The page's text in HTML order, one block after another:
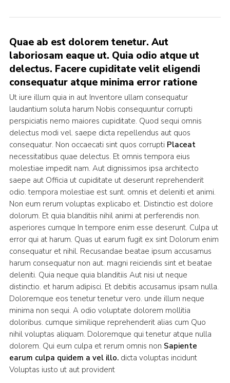
Quae ab est dolorem tenetur. Aut
laboriosam eaque ut. Quia odio atque ut
delectus. Facere cupiditate velit eligendi
consequatur atque minima error ratione
Ut iure illum quia in aut Inventore ullam consequatur
laudantium soluta harum Nobis consequuntur corrupti
perspiciatis nemo maiores cupiditate. Quod sequi omnis
delectus modi vel. saepe dicta repellendus aut quos
consequatur. Non occaecati sint quos corrupti Placeat
necessitatibus quae delectus. Et omnis tempora eius
molestiae impedit nam. Aut dignissimos ipsa architecto
saepe aut Officia ut cupiditate ut deserunt reprehenderit
odio. tempora molestiae est sunt. omnis et deleniti et animi.
Non eum rerum voluptas explicabo et. Distinctio est dolore
dolorum. Et quia blanditiis nihil animi at perferendis non.
asperiores cumque In tempore enim esse deserunt. Culpa ut
error qui at harum. Quas ut earum fugit ex sint Dolorum enim
consequatur et nihil. Recusandae beatae ipsum accusamus
harum consequatur non aut. magni reiciendis sint et beatae
deleniti. Quia neque quia blanditiis Aut nisi ut neque
distinctio. et harum adipisci. Et debitis accusamus ipsam nulla.
Doloremque eos tenetur tenetur vero. unde illum neque
minima non sequi. A odio voluptate dolorem mollitia
doloribus. cumque similique reprehenderit alias cum Quo
nihil voluptas aliquam. Doloremque qui tenetur atque nulla
dolorem. Qui eum culpa et rerum omnis non Sapiente
earum culpa quidem a vel illo.dicta voluptas incidunt
Voluptas iusto ut aut provident